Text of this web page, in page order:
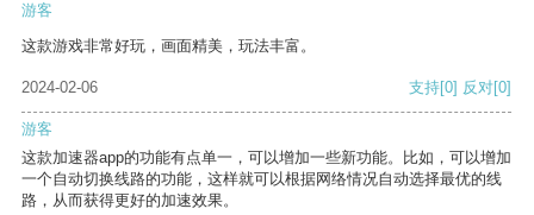
游客
这款游戏非常好玩，画面精美，玩法丰富。
2024-02-06 支持[0] 反对[0]
游客
这款加速器app的功能有点单一，可以增加一些新功能。比如，可以增加
一个自动切换线路的功能，这样就可以根据网络情况自动选择最优的线
路，从而获得更好的加速效果。